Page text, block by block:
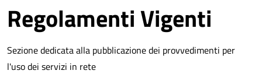
Regolamenti Vigenti
Sezione dedicata alla pubblicazione dei provvedimenti per
l'uso dei servizi in rete